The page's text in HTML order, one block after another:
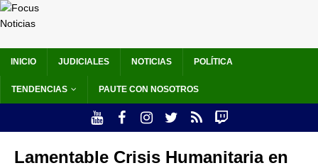
INICIO JUDICIALES NOTICIAS POLÍTICA
TENDENCIAS PAUTE CON NOSOTROS
Lamentable Crisis Humanitaria en